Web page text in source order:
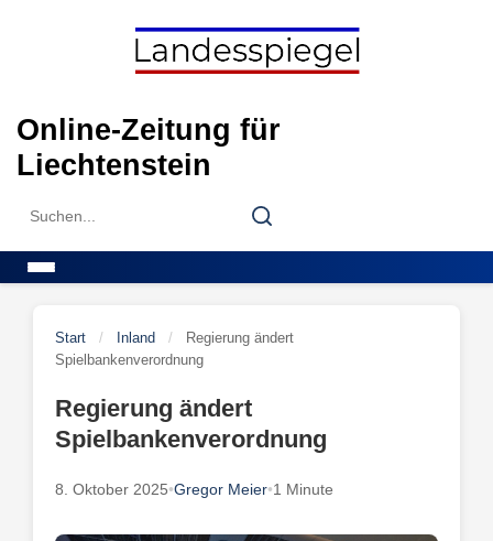
Online-Zeitung für
Liechtenstein
Search
Search
Start / Inland /
Regierung ändert
Spielbankenverordnung
Regierung ändert
Spielbankenverordnung
8. Oktober 2025•Gregor Meier•1 Minute